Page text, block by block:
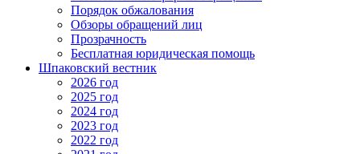
Порядок обжалования
Обзоры обращений лиц
Прозрачность
Бесплатная юридическая помощь
Шпаковский вестник
2026 год
2025 год
2024 год
2023 год
2022 год